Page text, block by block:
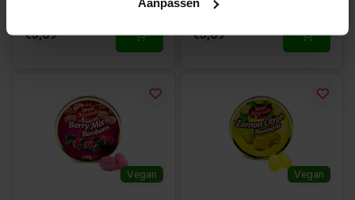
€3,69 €3,69
Vegan Vegan